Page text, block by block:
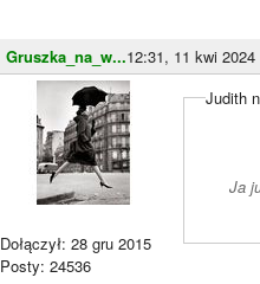
Gruszka_na_w...12:31, 11 kwi 2024
Dołączył: 28 gru 2015
Posty: 24536
Judith
Ja